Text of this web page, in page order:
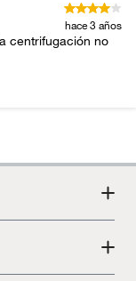
hace 3 años
centrifugación no